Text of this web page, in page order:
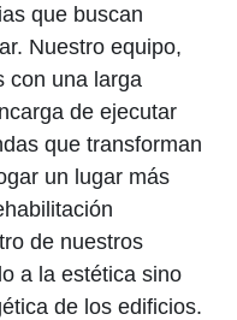
que buscan
Nuestro equipo,
con una larga
de ejecutar
que transforman
un lugar más
de nuestros
a la estética sino
de los edificios.